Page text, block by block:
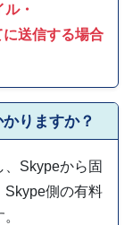
・
送信する場合
りますか？
、Skypeから固
Skype側の有料